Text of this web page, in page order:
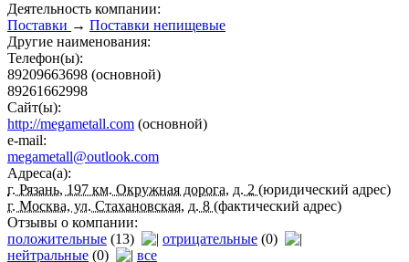
Деятельность компании:
Поставки → Поставки непищевые
Другие наименования:
Телефон(ы):
89209663698 (основной)
89261662998
Сайт(ы):
http://megametall.com (основной)
e-mail:
megametall@outlook.com
Адреса(а):
г. Рязань, 197 км. Окружная дорога, д. 2 (юридический адрес)
г. Москва, ул. Стахановская, д. 8 (фактический адрес)
Отзывы о компании:
положительные (13) отрицательные (0)
нейтральные (0)
все